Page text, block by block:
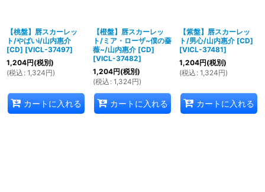
【桃盤】唇スカーレッ
ト/やばいi/山内惠介
[CD] [VICL-37497]
1,204円(税別)
(税込 : 1,324円)
カートに入れる
【橙盤】唇スカーレッ
ト/ミア・ローザ~僕の薔
薇~/山内惠介 [CD]
[VICL-37482]
1,204円(税別)
(税込 : 1,324円)
カートに入れる
【紫盤】唇スカーレッ
ト/男心/山内惠介 [CD]
[VICL-37481]
1,204円(税別)
(税込 : 1,324円)
カートに入れる